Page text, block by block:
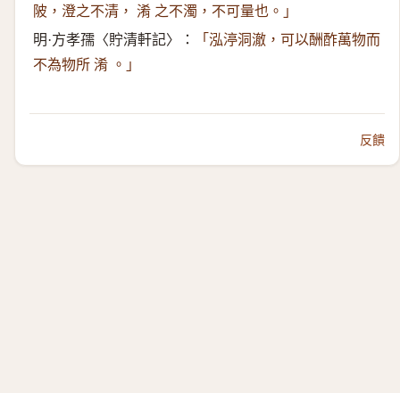
陂，澄之不清， 淆 之不濁，不可量也。」
明·方孝孺〈貯清軒記〉：
「泓渟洞澈，可以酬酢萬物而
不為物所 淆 。」
反饋